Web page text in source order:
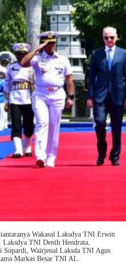
Wakasal Laksdya TNI Erwin
Laksdya TNI Denih Hendrata,
Wairjenal Laksda TNI Agus
Markas Besar TNI AL.